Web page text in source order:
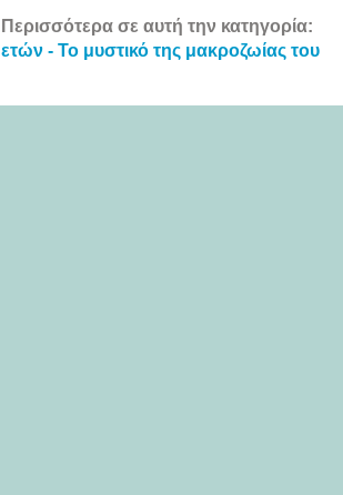
Περισσότερα σε αυτή την κατηγορία:
ετών - Το μυστικό της μακροζωίας του